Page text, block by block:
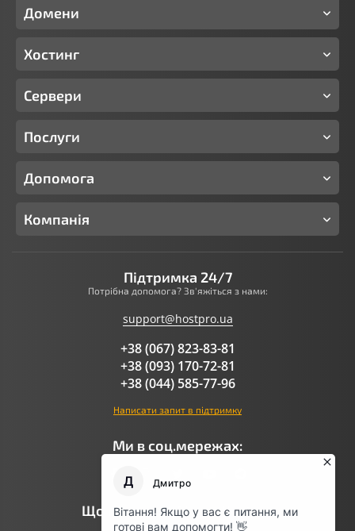
Домени
Хостинг
Сервери
Послуги
Допомога
Компанія
Підтримка 24/7
Потрібна допомога? Зв'яжіться з нами:
support@hostpro.ua
+38 (067) 823-83-81
+38 (093) 170-72-81
+38 (044) 585-77-96
Написати запит в підтримку
Ми в соц.мережах:
Що говорить AI про Hostpro